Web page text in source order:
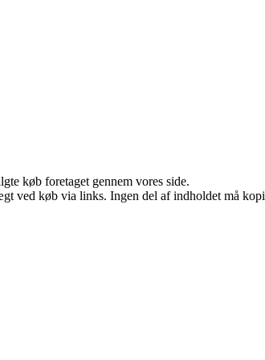
køb foretaget gennem vores side.
ved køb via links. Ingen del af indholdet må